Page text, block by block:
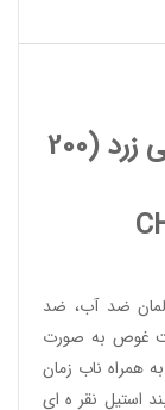
زرد (200
ضد آب، ضد
غوص به صورت
همراه ناب زمان
استیل نقر ه ای